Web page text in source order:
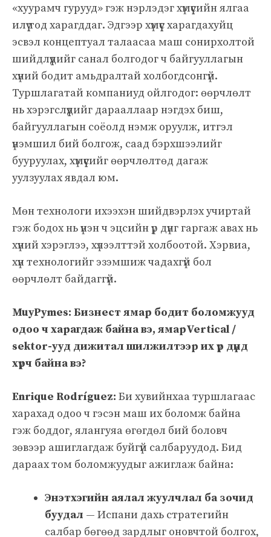
«хуурамч гурууд» гэж нэрлэдэг хүмүүсийн ялгаа
илүү тод харагддаг. Эдгээр хүмүүс харагдахуйц
эсвэл концептуал талаасаа маш сонирхолтой
шийдлүүдийг санал болгодог ч байгууллагын
хүний бодит амьдралтай холбогдсонгүй.
Туршлагатай компаниуд ойлгодог: өөрчлөлт
нь хэрэгслүүдийг дарааллаар нэгдэх биш,
байгууллагын соёолд нэмж оруулж, итгэл
үнэмшил бий болгож, саад бэрхшээлийг
бууруулах, хүмүүсийг өөрчлөлтөд дагаж
уулзуулах явдал юм.
Мөн технологи ихээхэн шийдвэрлэх учиртай
гэж бодох нь үнэн ч эцсийн үр дүнг гаргаж авах нь
хүний хэрэглээ, хүлээлттэй холбоотой. Хэрвиа,
хүн технологийг эзэмшиж чадахгүй бол
өөрчлөлт байдаггүй.
MuyPymes: Бизнест ямар бодит боломжууд
одоо ч харагдаж байна вэ, ямарVertical /
sektor-ууд дижитал шилжилтээр их үр дүнд
хүрч байна вэ?
Enrique Rodríguez: Би хувийнхаа туршлагаас
харахад одоо ч гэсэн маш их боломж байна
гэж боддог, ялангуяа өгөгдөл бий боловч
зөвээр ашиглагдаж буйгүй салбаруудод. Бид
дараах том боломжуудыг ажиглаж байна:
Энэтхэгийн аялал жуулчлал ба зочид
буудал — Испани дахь стратегийн
салбар бөгөөд зардлыг оновчтой болгох,